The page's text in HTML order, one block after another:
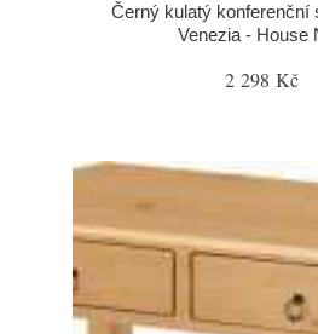
Černý kulatý konferenční
Venezia - House
2 298 Kč